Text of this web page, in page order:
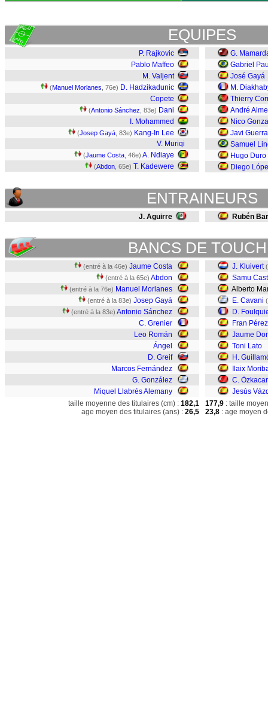
EQUIPES
P. Rajkovic
Pablo Maffeo
M. Valjent
(Manuel Morlanes , 76e) D. Hadzikadunic
Copete
(Antonio Sánchez , 83e) Dani
I. Mohammed
(Josep Gayá , 83e) Kang-In Lee
V. Muriqi
(Jaume Costa , 46e) A. Ndiaye
(Abdon , 65e) T. Kadewere
G.
Gabriel
José Gayá
M.
Thierry
André
Nico
Javi Guerra
Samuel
Hugo Duro
Diego
ENTRAINEURS
J. Aguirre Rubén
BANCS DE
(entré à la 46e) Jaume Costa
(entré à la 65e) Abdon
(entré à la 76e) Manuel Morlanes
(entré à la 83e) Josep Gayá
(entré à la 83e) Antonio Sánchez
C. Grenier
Leo Román
Ángel
D. Greif
Marcos Fernández
G. González
Miquel Llabrés Alemany
J. Kluivert
Samu
Alberto
E. Cavani
D.
Fran Pérez
Jaume
Toni Lato
H.
Ilaix
C. Özkacar
Jesús
taille moyenne des titulaires (cm) : 182,1
age moyen des titulaires (ans) : 26,5
177,9 : taille
23,8 : age moyen